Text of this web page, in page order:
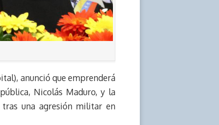
anunció que emprenderá
Nicolás Maduro, y la
tras una agresión militar en